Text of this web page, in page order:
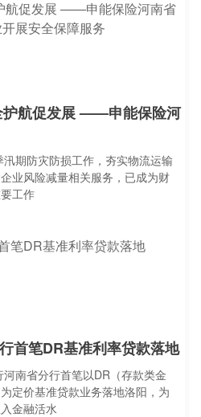
护航促发展 ——申能保险河
期防灾防损工作，夯实物流运输
业风险减量相关服务，已成为财
工作
首笔DR基准利率贷款落地
南省分行首笔以DR（存款类金
定价基准贷款业务落地洛阳，为
金融活水